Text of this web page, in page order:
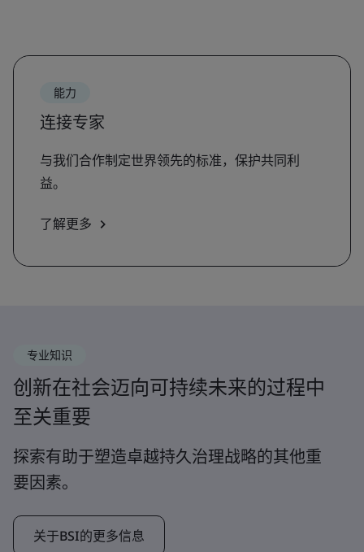
能力
连接专家
与我们合作制定世界领先的标准，保护共同利
益。
了解更多
专业知识
创新在社会迈向可持续未来的过程中
至关重要
探索有助于塑造卓越持久治理战略的其他重
要因素。
关于BSI的更多信息